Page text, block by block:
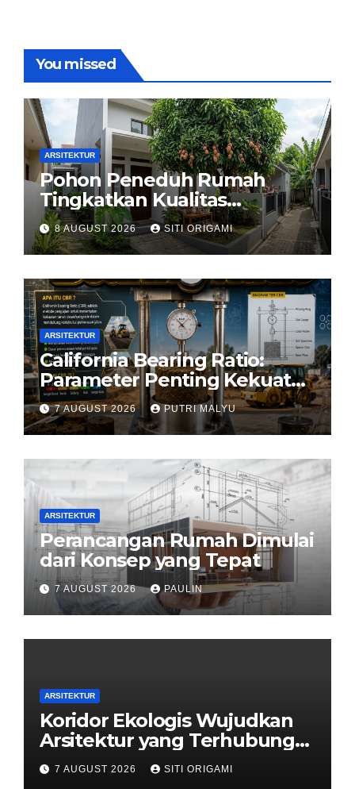
You missed
ARSITEKTUR
Pohon Peneduh Rumah
Tingkatkan Kualitas
Arsitektur Hunian
8 AUGUST 2026 SITI ORIGAMI
ARSITEKTUR
California Bearing Ratio:
Parameter Penting Kekuatan
Tanah Konstruksi
7 AUGUST 2026 PUTRI MALYU
ARSITEKTUR
Perancangan Rumah Dimulai
dari Konsep yang Tepat
7 AUGUST 2026 PAULIN
ARSITEKTUR
Koridor Ekologis Wujudkan
Arsitektur yang Terhubung
dengan Alam
7 AUGUST 2026 SITI ORIGAMI